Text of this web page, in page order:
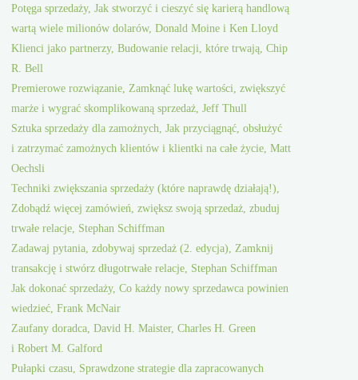
Potęga sprzedaży, Jak stworzyć i cieszyć się karierą handlową
wartą wiele milionów dolarów, Donald Moine i Ken Lloyd
Klienci jako partnerzy, Budowanie relacji, które trwają, Chip
R. Bell
Premierowe rozwiązanie, Zamknąć lukę wartości, zwiększyć
marże i wygrać skomplikowaną sprzedaż, Jeff Thull
Sztuka sprzedaży dla zamożnych, Jak przyciągnąć, obsłużyć
i zatrzymać zamożnych klientów i klientki na całe życie, Matt
Oechsli
Techniki zwiększania sprzedaży (które naprawdę działają!),
Zdobądź więcej zamówień, zwiększ swoją sprzedaż, zbuduj
trwałe relacje, Stephan Schiffman
Zadawaj pytania, zdobywaj sprzedaż (2. edycja), Zamknij
transakcję i stwórz długotrwałe relacje, Stephan Schiffman
Jak dokonać sprzedaży, Co każdy nowy sprzedawca powinien
wiedzieć, Frank McNair
Zaufany doradca, David H. Maister, Charles H. Green
i Robert M. Galford
Pułapki czasu, Sprawdzone strategie dla zapracowanych